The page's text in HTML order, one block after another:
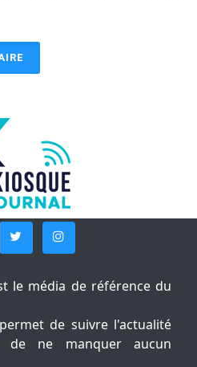
le média de référence du
de suivre l'actualité
ne manquer aucun